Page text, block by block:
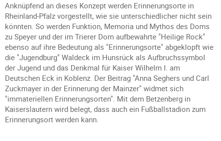
Anknüpfend an dieses Konzept werden Erinnerungsorte in
Rheinland-Pfalz vorgestellt, wie sie unterschiedlicher nicht sein
könnten. So werden Funktion, Memoria und Mythos des Doms
zu Speyer und der im Trierer Dom aufbewahrte "Heilige Rock"
ebenso auf ihre Bedeutung als "Erinnerungsorte" abgeklopft wie
die "Jugendburg" Waldeck im Hunsrück als Aufbruchssymbol
der Jugend und das Denkmal für Kaiser Wilhelm I. am
Deutschen Eck in Koblenz. Der Beitrag "Anna Seghers und Carl
Zuckmayer in der Erinnerung der Mainzer" widmet sich
"immateriellen Erinnerungsorten". Mit dem Betzenberg in
Kaiserslautern wird belegt, dass auch ein Fußballstadion zum
Erinnerungsort werden kann.